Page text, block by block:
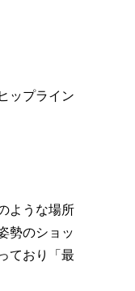
ップライン
ような場所
勢のショッ
ており「最